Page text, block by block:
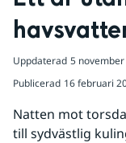
Uppdaterad 5
Publicerad 16 februari
Natten mot
till sydvästlig